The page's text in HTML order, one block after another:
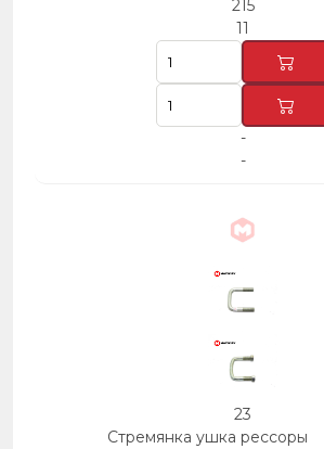
215
11
-
-
23
Стремянка ушка рессоры